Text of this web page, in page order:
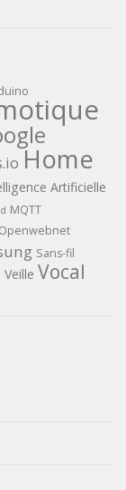
Home
Artificielle
MQTT
Openwebnet
Sans-fil
Veille Vocal